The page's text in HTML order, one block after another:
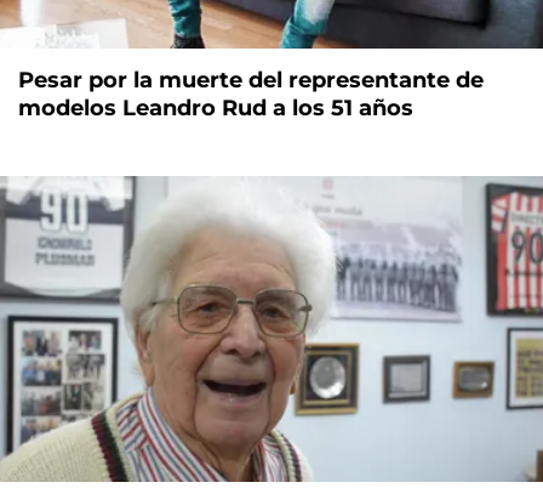
Pesar por la muerte del representante de
modelos Leandro Rud a los 51 años